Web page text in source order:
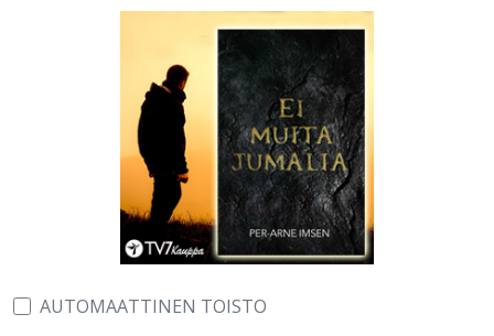
AUTOMAATTINEN TOISTO